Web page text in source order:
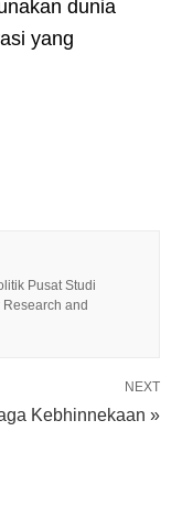
dunia
yang
Pusat Studi
and
NEXT
Kebhinnekaan »